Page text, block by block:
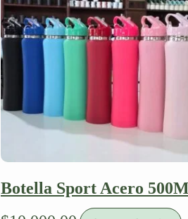
Botella Sport Acero